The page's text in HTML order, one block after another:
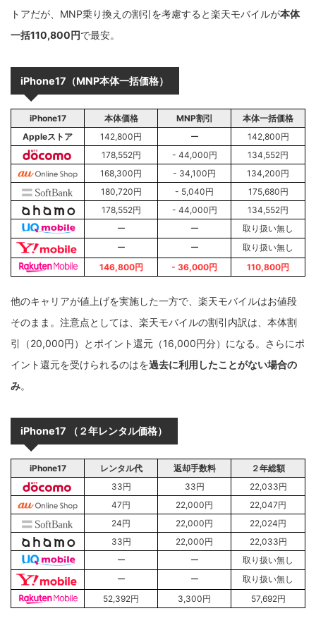
トアだが、MNP乗り換えの割引を考慮すると楽天モバイルが本体
一括110,800円で最安。
iPhone17 （MNP本体一括価格）
iPhone17 本体価格 MNP割引
本体一括価格
Appleストア
142,800円 ー
142,800円
178,552円
- 44,000円
134,552円
168,300円
- 34,100円
134,200円
180,720円
- 5,040円
175,680円
178,552円
- 44,000円
134,552円
ー
ー
取り扱い無し
ー
ー
取り扱い無し
146,800円
- 36,000円 110,800円
他のキャリアが値上げを実施した一方で、楽天モバイルはお値段
そのまま。注意点としては、楽天モバイルの割引内訳は、本体割
引（20,000円）とポイント還元（16,000円分）になる。さらにポ
イント還元を受けられるのはを過去に利用したことがない場合の
み。
iPhone17 （２年レンタル価格）
iPhone17 レンタル代 返却手数料
２年総額
33円
33円
22,033円
47円
22,000円
22,047円
24円
22,000円
22,024円
33円
22,000円
22,033円
ー
ー
取り扱い無し
ー
ー
取り扱い無し
52,392円
3,300円 57,692円